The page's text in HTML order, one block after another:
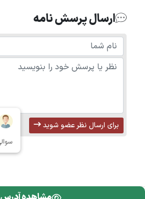
ارسال پرسش نامه
برای ارسال نظر عضو شوید